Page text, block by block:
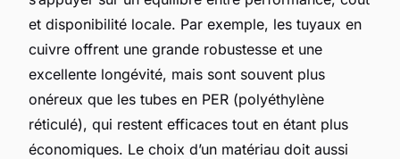
et disponibilité locale. Par exemple, les tuyaux en
cuivre offrent une grande robustesse et une
excellente longévité, mais sont souvent plus
onéreux que les tubes en PER (polyéthylène
réticulé), qui restent efficaces tout en étant plus
économiques. Le choix d’un matériau doit aussi